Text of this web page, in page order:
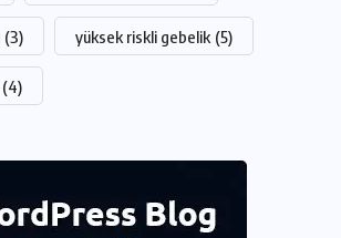
(3) yüksek riskli gebelik (5)
(4)